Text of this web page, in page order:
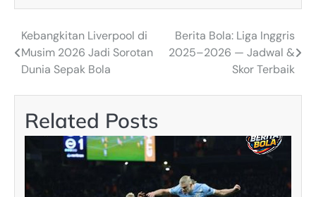
Post
navigation
Kebangkitan Liverpool di
Musim 2026 Jadi Sorotan
Dunia Sepak Bola
Berita Bola: Liga Inggris
2025–2026 — Jadwal &
Skor Terbaik
Related Posts